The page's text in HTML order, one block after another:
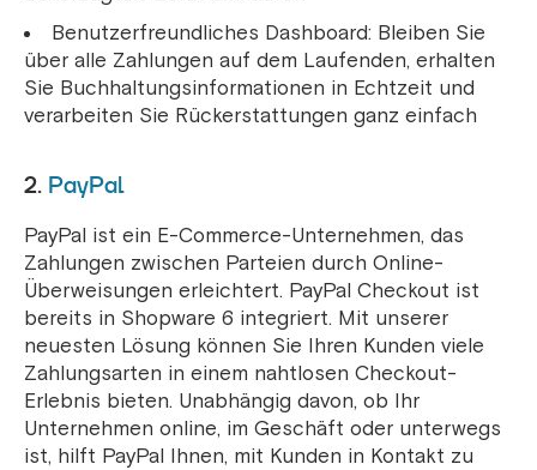
Benutzerfreundliches Dashboard: Bleiben Sie
über alle Zahlungen auf dem Laufenden, erhalten
Sie Buchhaltungsinformationen in Echtzeit und
verarbeiten Sie Rückerstattungen ganz einfach
2. PayPal
PayPal ist ein E-Commerce-Unternehmen, das
Zahlungen zwischen Parteien durch Online-
Überweisungen erleichtert. PayPal Checkout ist
bereits in Shopware 6 integriert. Mit unserer
neuesten Lösung können Sie Ihren Kunden viele
Zahlungsarten in einem nahtlosen Checkout-
Erlebnis bieten. Unabhängig davon, ob Ihr
Unternehmen online, im Geschäft oder unterwegs
ist, hilft PayPal Ihnen, mit Kunden in Kontakt zu